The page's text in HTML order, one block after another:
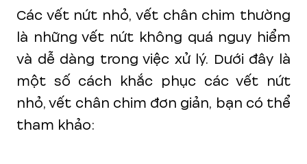
Các vết nứt nhỏ, vết chân chim thường
là những vết nứt không quá nguy hiểm
và dễ dàng trong việc xử lý. Dưới đây là
một số cách khắc phục các vết nứt
nhỏ, vết chân chim đơn giản, bạn có thể
tham khảo: